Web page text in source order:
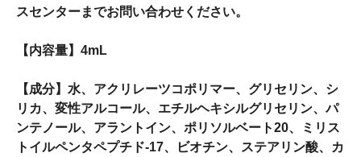
スセンターまでお問い合わせください。
【内容量】4mL
【成分】水、アクリレーツコポリマー、グリセリン、シ
リカ、変性アルコール、エチルヘキシルグリセリン、パ
ンテノール、アラントイン、ポリソルベート20、ミリス
トイルペンタペプチド-17、ビオチン、ステアリン酸、カ